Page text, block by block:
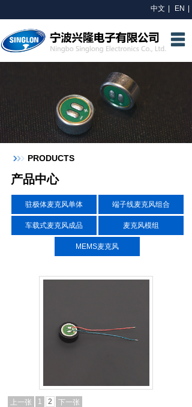
中文 EN
网站首页
关于我们
产品中心
新闻资讯
PRODUCTS
产品中心
驻极体麦克风单体 端子线麦克风组合
车载式麦克风成品 麦克风模组
MEMS麦克风
上一张 1 2 下一张